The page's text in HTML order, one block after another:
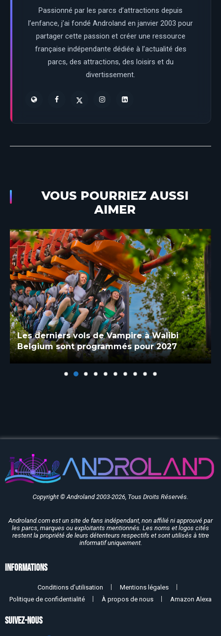
Passionné par les parcs d’attractions depuis
l’enfance, j’ai fondé Androland en janvier 2003 pour
partager cette passion et créer une ressource
française indépendante dédiée à l’actualité des
parcs, des attractions, des loisirs et du
divertissement.
VOUS POURRIEZ AUSSI
AIMER
Les derniers vols de Vampire à Walibi
Belgium sont programmés pour 2027
Copyright © Androland 2003-2026, Tous Droits Réservés.
Androland.com est un site de fans indépendant, non affilié ni approuvé par
les parcs, marques ou exploitants mentionnés. Les noms et logos cités
restent la propriété de leurs détenteurs respectifs et sont utilisés à titre
informatif uniquement.
Informations
Conditions d’utilisation
Mentions légales
Politique de confidentialité
À propos de nous Amazon Alexa
SUIVEZ-NOUS